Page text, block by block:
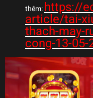
thêm:https://
article/tai-
thach-may-
cong-13-05-